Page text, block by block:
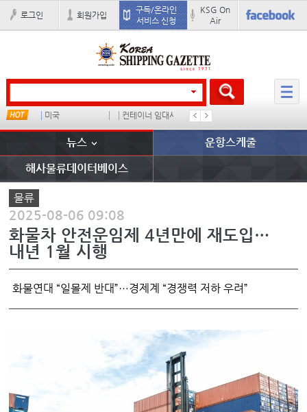
로그인 회원가입
구독/온라인
서비스 신청
KSG On
Air
미국 컨테이너 임대사 석도
뉴스 운항스케줄
해사물류데이터베이스
물류
2025-08-06 09:08
화물차 안전운임제 4년만에 재도입…
내년 1월 시행
화물연대 “일몰제 반대”…경제계 “경쟁력 저하 우려”